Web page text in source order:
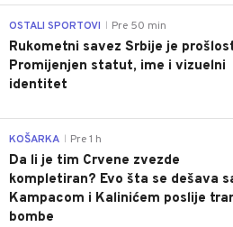
OSTALI SPORTOVI Pre 50 min
Rukometni savez Srbije je
Promijenjen statut, ime i vizuelni
identitet
KOŠARKA Pre 1 h
Da li je tim Crvene zvezde
kompletiran? Evo šta se dešava
Kampacom i Kalinićem poslije
bombe